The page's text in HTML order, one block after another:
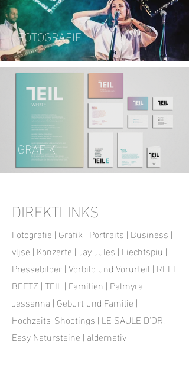
FOTOGRAFIE
GRAFIK
DIREKTLINKS
Fotografie | Grafik | Portraits | Business |
vljse | Konzerte | Jay Jules | Liechtspiu |
Pressebilder|Vorbild und Vorurteil| REEL
BEETZ |TEIL| Familien | Palmyra |
Jessanna | Geburt und Familie |
Hochzeits-Shootings | LE SAULE D'OR. |
Easy Natursteine | aldernativ